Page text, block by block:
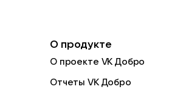
О продукте
О проекте VK Добро
Отчеты VK Добро